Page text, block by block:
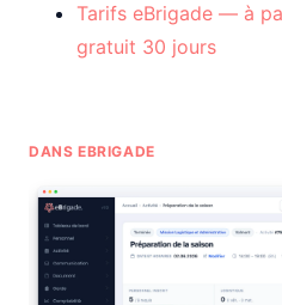
Tarifs eBrigade — à
gratuit 30 jours
DANS EBRIGADE